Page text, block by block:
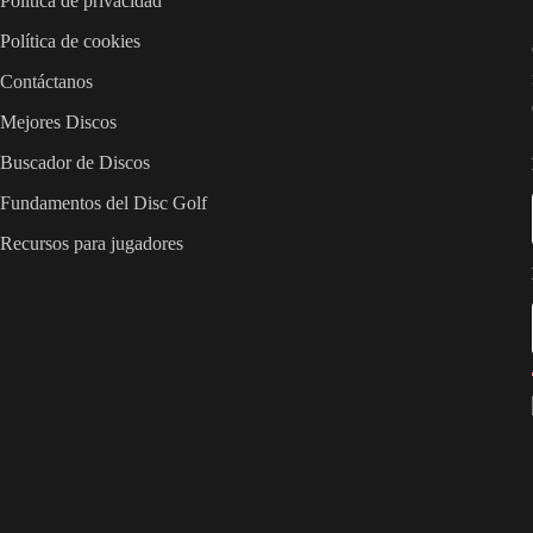
Política de cookies
Contáctanos
Mejores Discos
Buscador de Discos
Fundamentos del Disc Golf
Recursos para jugadores